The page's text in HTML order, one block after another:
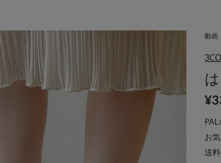
動画
¥
お
送